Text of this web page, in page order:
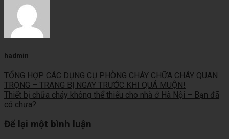
hadmin
TỔNG HỢP CÁC DỤNG CỤ PHÒNG CHÁY CHỮA CHÁY QUAN
TRỌNG – TRANG BỊ NGAY TRƯỚC KHI QUÁ MUỘN!
Thiết bị chữa cháy không thể thiếu cho nhà ở Hà Nội – Bạn đã
có chưa?
Để lại một bình luận